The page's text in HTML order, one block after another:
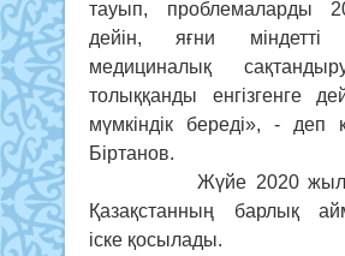
тауып, проблемаларды
дейін, яғни міндетті
медициналық
толыққанды енгізгенге
мүмкіндік береді», - деп
Біртанов.
Жүйе 2020
Қазақстанның барлық
іске қосылады.